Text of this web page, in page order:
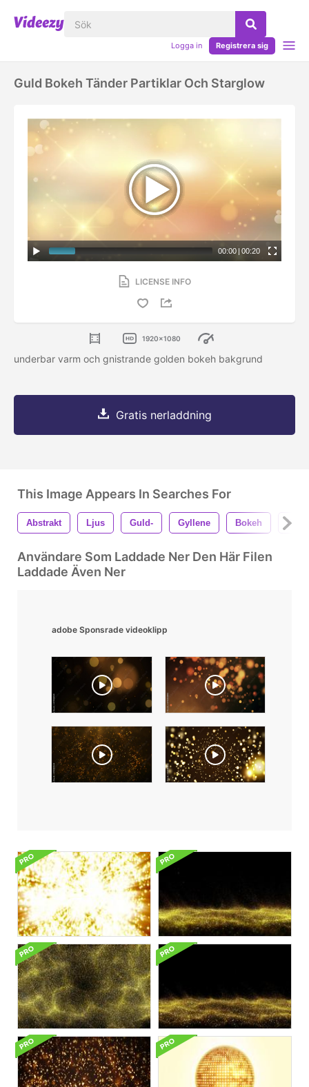
Logga in Registrera sig
Guld Bokeh Tänder Partiklar Och Starglow
00:00 | 00:20
LICENSE INFO
1920x1080
underbar varm och gnistrande golden bokeh bakgrund
Gratis nerladdning
This Image Appears In Searches For
Abstrakt Ljus Guld- Gyllene Bokeh
Användare Som Laddade Ner Den Här Filen
Laddade Även Ner
adobe Sponsrade videoklipp